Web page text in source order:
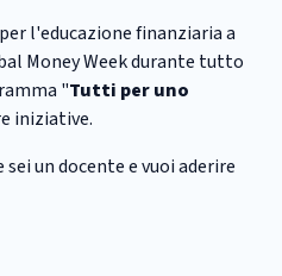
l'educazione finanziaria a
Money Week durante tutto
"Tutti per uno
iniziative.
sei un docente e vuoi aderire